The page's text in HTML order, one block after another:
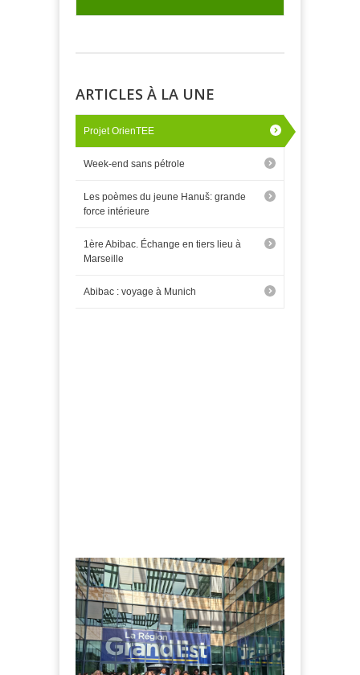
ARTICLES À LA UNE
Projet OrienTEE
Week-end sans pétrole
Les poèmes du jeune Hanuš: grande
force intérieure
1ère Abibac. Échange en tiers lieu à
Marseille
Abibac : voyage à Munich